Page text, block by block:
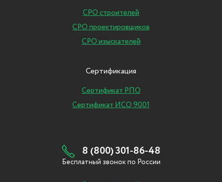
СРО строителей
СРО проектировщиков
СРО изыскателей
Сертификация
Сертификат РПО
Сертификат ИСО 9001
8 (800) 301-86-48
Бесплатный звонок по России